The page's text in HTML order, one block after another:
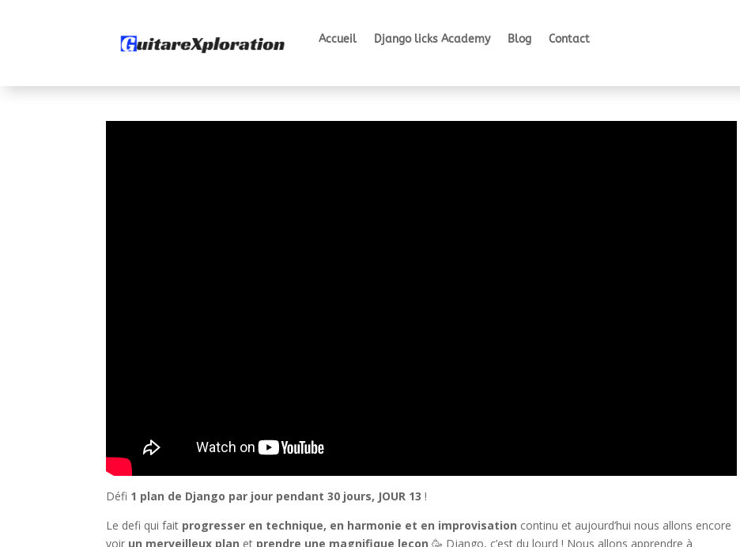
Accueil Django licks Academy Blog Contact
Défi 1 plan de Django par jour pendant 30 jours, JOUR 13 !
Le defi qui fait progresser en technique, en harmonie et en improvisation continu et aujourd’hui nous allons encore
voir un merveilleux plan et prendre une magnifique leçon 🥳 Django, c’est du lourd ! Nous allons apprendre à